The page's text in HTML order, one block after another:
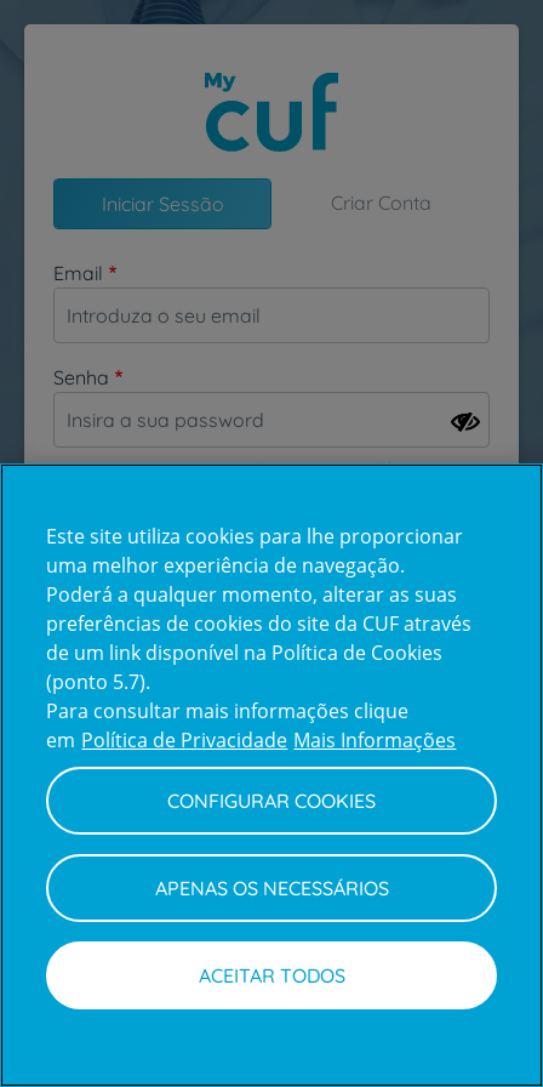
Passar para o conteúdo principal
Iniciar Sessão Criar Conta
Email
Senha
Esqueceu-se da sua password?
Inicie sessão com a Apple
Centro de Apoio ao Cliente | Política de Privacidade e Cookies
Este site utiliza cookies para lhe proporcionar
uma melhor experiência de navegação.
Poderá a qualquer momento, alterar as suas
preferências de cookies do site da CUF através
de um link disponível na Política de Cookies
(ponto 5.7).
Para consultar mais informações clique
em Política de Privacidade Mais Informações
CONFIGURAR COOKIES
APENAS OS NECESSÁRIOS
ACEITAR TODOS